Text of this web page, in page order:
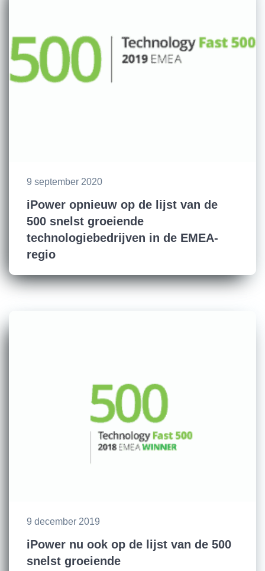
9 september 2020
iPower opnieuw op de lijst van de
500 snelst groeiende
technologiebedrijven in de EMEA-
regio
9 december 2019
iPower nu ook op de lijst van de 500
snelst groeiende